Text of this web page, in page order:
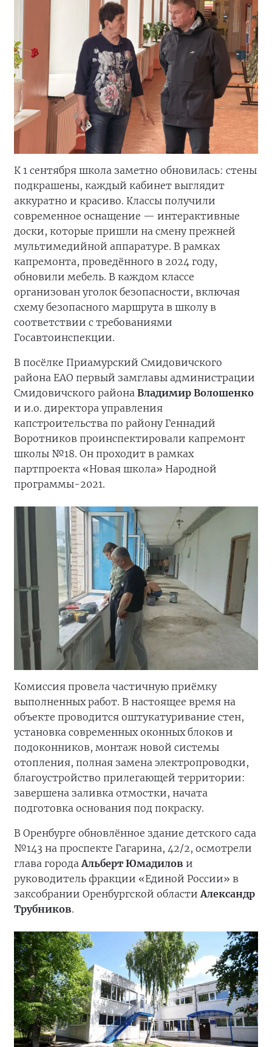
К 1 сентября школа заметно обновилась: стены
подкрашены, каждый кабинет выглядит
аккуратно и красиво. Классы получили
современное оснащение — интерактивные
доски, которые пришли на смену прежней
мультимедийной аппаратуре. В рамках
капремонта, проведённого в 2024 году,
обновили мебель. В каждом классе
организован уголок безопасности, включая
схему безопасного маршрута в школу в
соответствии с требованиями
Госавтоинспекции.
В посёлке Приамурский Смидовичского
района ЕАО первый замглавы администрации
Смидовичского района Владимир Волошенко
и и.о. директора управления
капстроительства по району Геннадий
Воротников проинспектировали капремонт
школы №18. Он проходит в рамках
партпроекта «Новая школа» Народной
программы-2021.
Комиссия провела частичную приёмку
выполненных работ. В настоящее время на
объекте проводится оштукатуривание стен,
установка современных оконных блоков и
подоконников, монтаж новой системы
отопления, полная замена электропроводки,
благоустройство прилегающей территории:
завершена заливка отмостки, начата
подготовка основания под покраску.
В Оренбурге обновлённое здание детского сада
№143 на проспекте Гагарина, 42/2, осмотрели
глава города Альберт Юмадилов и
руководитель фракции «Единой России» в
заксобрании Оренбургской области Александр
Трубников.